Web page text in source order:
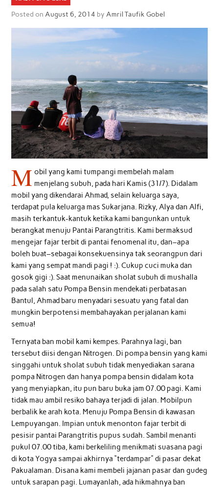
Posted on August 6, 2014 by Amril Taufik Gobel
M obil yang kami tumpangi membelah malam
menjelang subuh, pada hari Kamis (31/7). Didalam
mobil yang dikendarai Ahmad, selain keluarga saya,
terdapat pula keluarga mas Sukarjana. Rizky, Alya dan Alfi,
masih terkantuk-kantuk ketika kami bangunkan untuk
berangkat menuju Pantai Parangtritis. Kami bermaksud
mengejar fajar terbit di pantai fenomenal itu, dan–apa
boleh buat–sebagai konsekuensinya tak seorangpun dari
kami yang sempat mandi pagi ! :). Cukup cuci muka dan
gosok gigi :). Saat menunaikan sholat subuh di mushalla
pada salah satu Pompa Bensin mendekati perbatasan
Bantul, Ahmad baru menyadari sesuatu yang fatal dan
mungkin berpotensi membahayakan perjalanan kami
semua!
Ternyata ban mobil kami kempes. Parahnya lagi, ban
tersebut diisi dengan Nitrogen. Di pompa bensin yang kami
singgahi untuk sholat subuh tidak menyediakan sarana
pompa Nitrogen dan hanya pompa bensin didalam kota
yang menyiapkan, itu pun baru buka jam 07.00 pagi. Kami
tidak mau ambil resiko bahaya terjadi di jalan. Mobilpun
berbalik ke arah kota. Menuju Pompa Bensin di kawasan
Lempuyangan. Impian untuk menonton fajar terbit di
pesisir pantai Parangtritis pupus sudah. Sambil menanti
pukul 07.00 tiba, kami berkeliling menikmati suasana pagi
di kota Yogya sampai akhirnya “terdampar” di pasar dekat
Pakualaman. Disana kami membeli jajanan pasar dan gudeg
untuk sarapan pagi. Lumayanlah, ada hikmahnya ban